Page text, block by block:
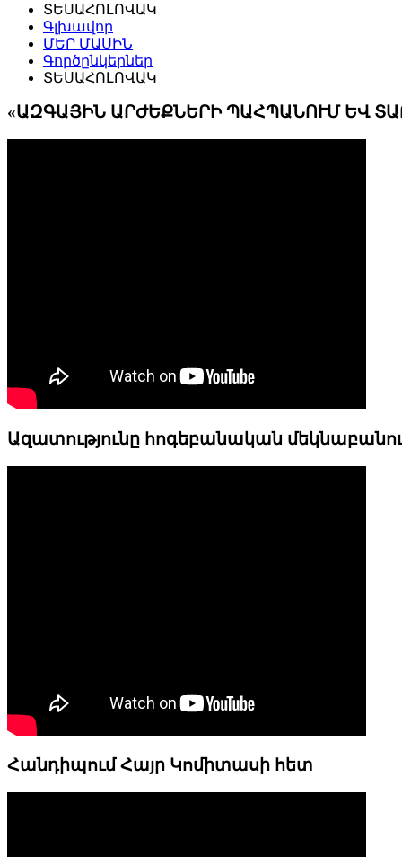
ՏԵՍԱՀՈԼՈՎԱԿ
Գլխավոր
ՄԵՐ ՄԱՍԻՆ
Գործընկերներ
ՏԵՍԱՀՈԼՈՎԱԿ
«ԱԶԳԱՅԻՆ ԱՐԺԵՔՆԵՐԻ ՊԱՀՊԱՆՈՒՄ ԵՎ
Ազատությունը հոգեբանական
Հանդիպում Հայր Կոմիտասի հետ